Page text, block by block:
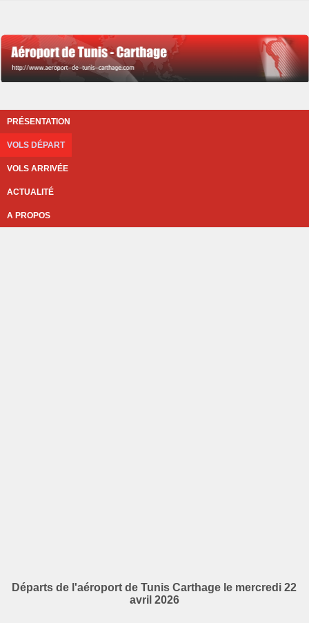
PRÉSENTATION
VOLS DÉPART
VOLS ARRIVÉE
ACTUALITÉ
A PROPOS
Départs de l'aéroport de Tunis Carthage le mercredi 22
avril 2026